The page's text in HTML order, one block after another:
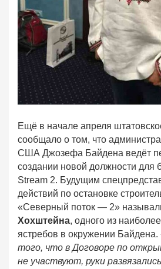
Ещё в начале апреля
сообщало о том, что
США Джозефа Байдена ведёт
создании новой должности для
Stream 2. Будущим
действий по остановке
«Северный поток — 2»
Хохштейна, одного из
ястребов в окружении Байдена.
того, что в Договоре по
не участвуют, руки